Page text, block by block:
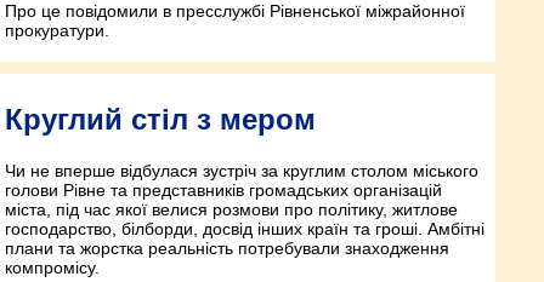
Про це повідомили в прес­службі Рівненської міжрайонної
прокуратури.
Круглий стіл з мером
Чи не вперше відбулася зустріч за круглим столом міського
голови Рівне та представників громадських організацій
міста, під час якої велися розмови про політику, житлове
господарство, білборди, досвід інших країн та гроші. Амбітні
плани та жорстка реальність потребували знаходження
компромісу.